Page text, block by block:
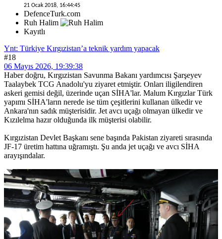
21 Ocak 2018, 16:44:45
DefenceTurk.com
Ruh Halim
Kayıtlı
Ynt: Türkiye Kırgızistan’a teknik yardım yapacak
#18
06 Mayıs 2026, 19:39:38
Haber doğru, Kırgızistan Savunma Bakanı yardımcısı Şarşeyev
Taalaybek TCG Anadolu'yu ziyaret etmiştir. Onları iligilendiren
askeri gemisi değil, üzerinde uçan SİHA'lar. Malum Kırgızlar Türk
yapımı SİHA'ların nerede ise tüm çeşitlerini kullanan ülkedir ve
Ankara'nın sadık müşterisidir. Jet avcı uçağı olmayan ülkedir ve
Kızılelma hazır olduğunda ilk müşterisi olabilir.
Kırgızistan Devlet Başkanı sene başında Pakistan ziyareti sırasında
JF-17 üretim hattına uğramıştı. Şu anda jet uçağı ve avcı SİHA
arayışındalar.